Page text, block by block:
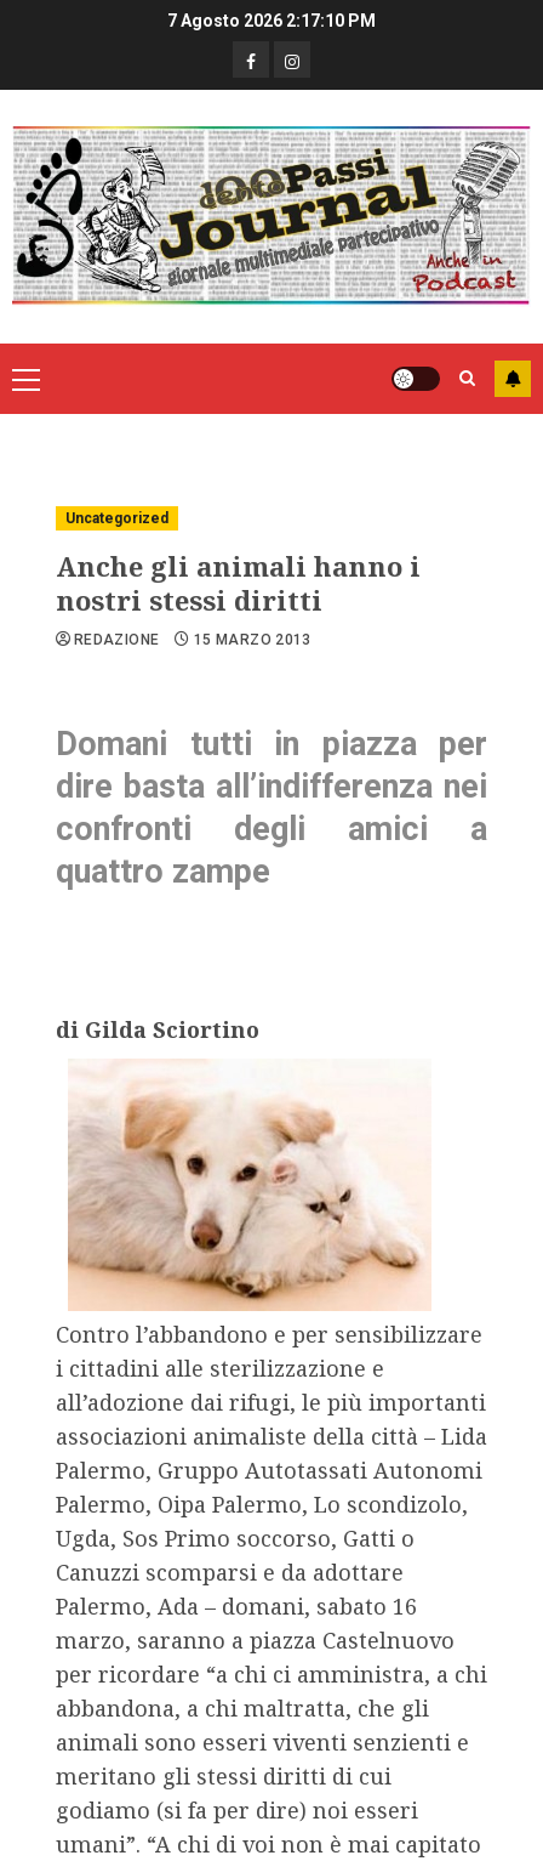
7 Agosto 2026 2:17:10 PM
Uncategorized
Anche gli animali hanno i
nostri stessi diritti
REDAZIONE 15 MARZO 2013
Domani tutti in piazza per
dire basta all’indifferenza nei
confronti degli amici a
quattro zampe
di Gilda Sciortino
Contro l’abbandono e per sensibilizzare
i cittadini alle sterilizzazione e
all’adozione dai rifugi, le più importanti
associazioni animaliste della città – Lida
Palermo, Gruppo Autotassati Autonomi
Palermo, Oipa Palermo, Lo scondizolo,
Ugda, Sos Primo soccorso, Gatti o
Canuzzi scomparsi e da adottare
Palermo, Ada – domani, sabato 16
marzo, saranno a piazza Castelnuovo
per ricordare “a chi ci amministra, a chi
abbandona, a chi maltratta, che gli
animali sono esseri viventi senzienti e
meritano gli stessi diritti di cui
godiamo (si fa per dire) noi esseri
umani”. “A chi di voi non è mai capitato